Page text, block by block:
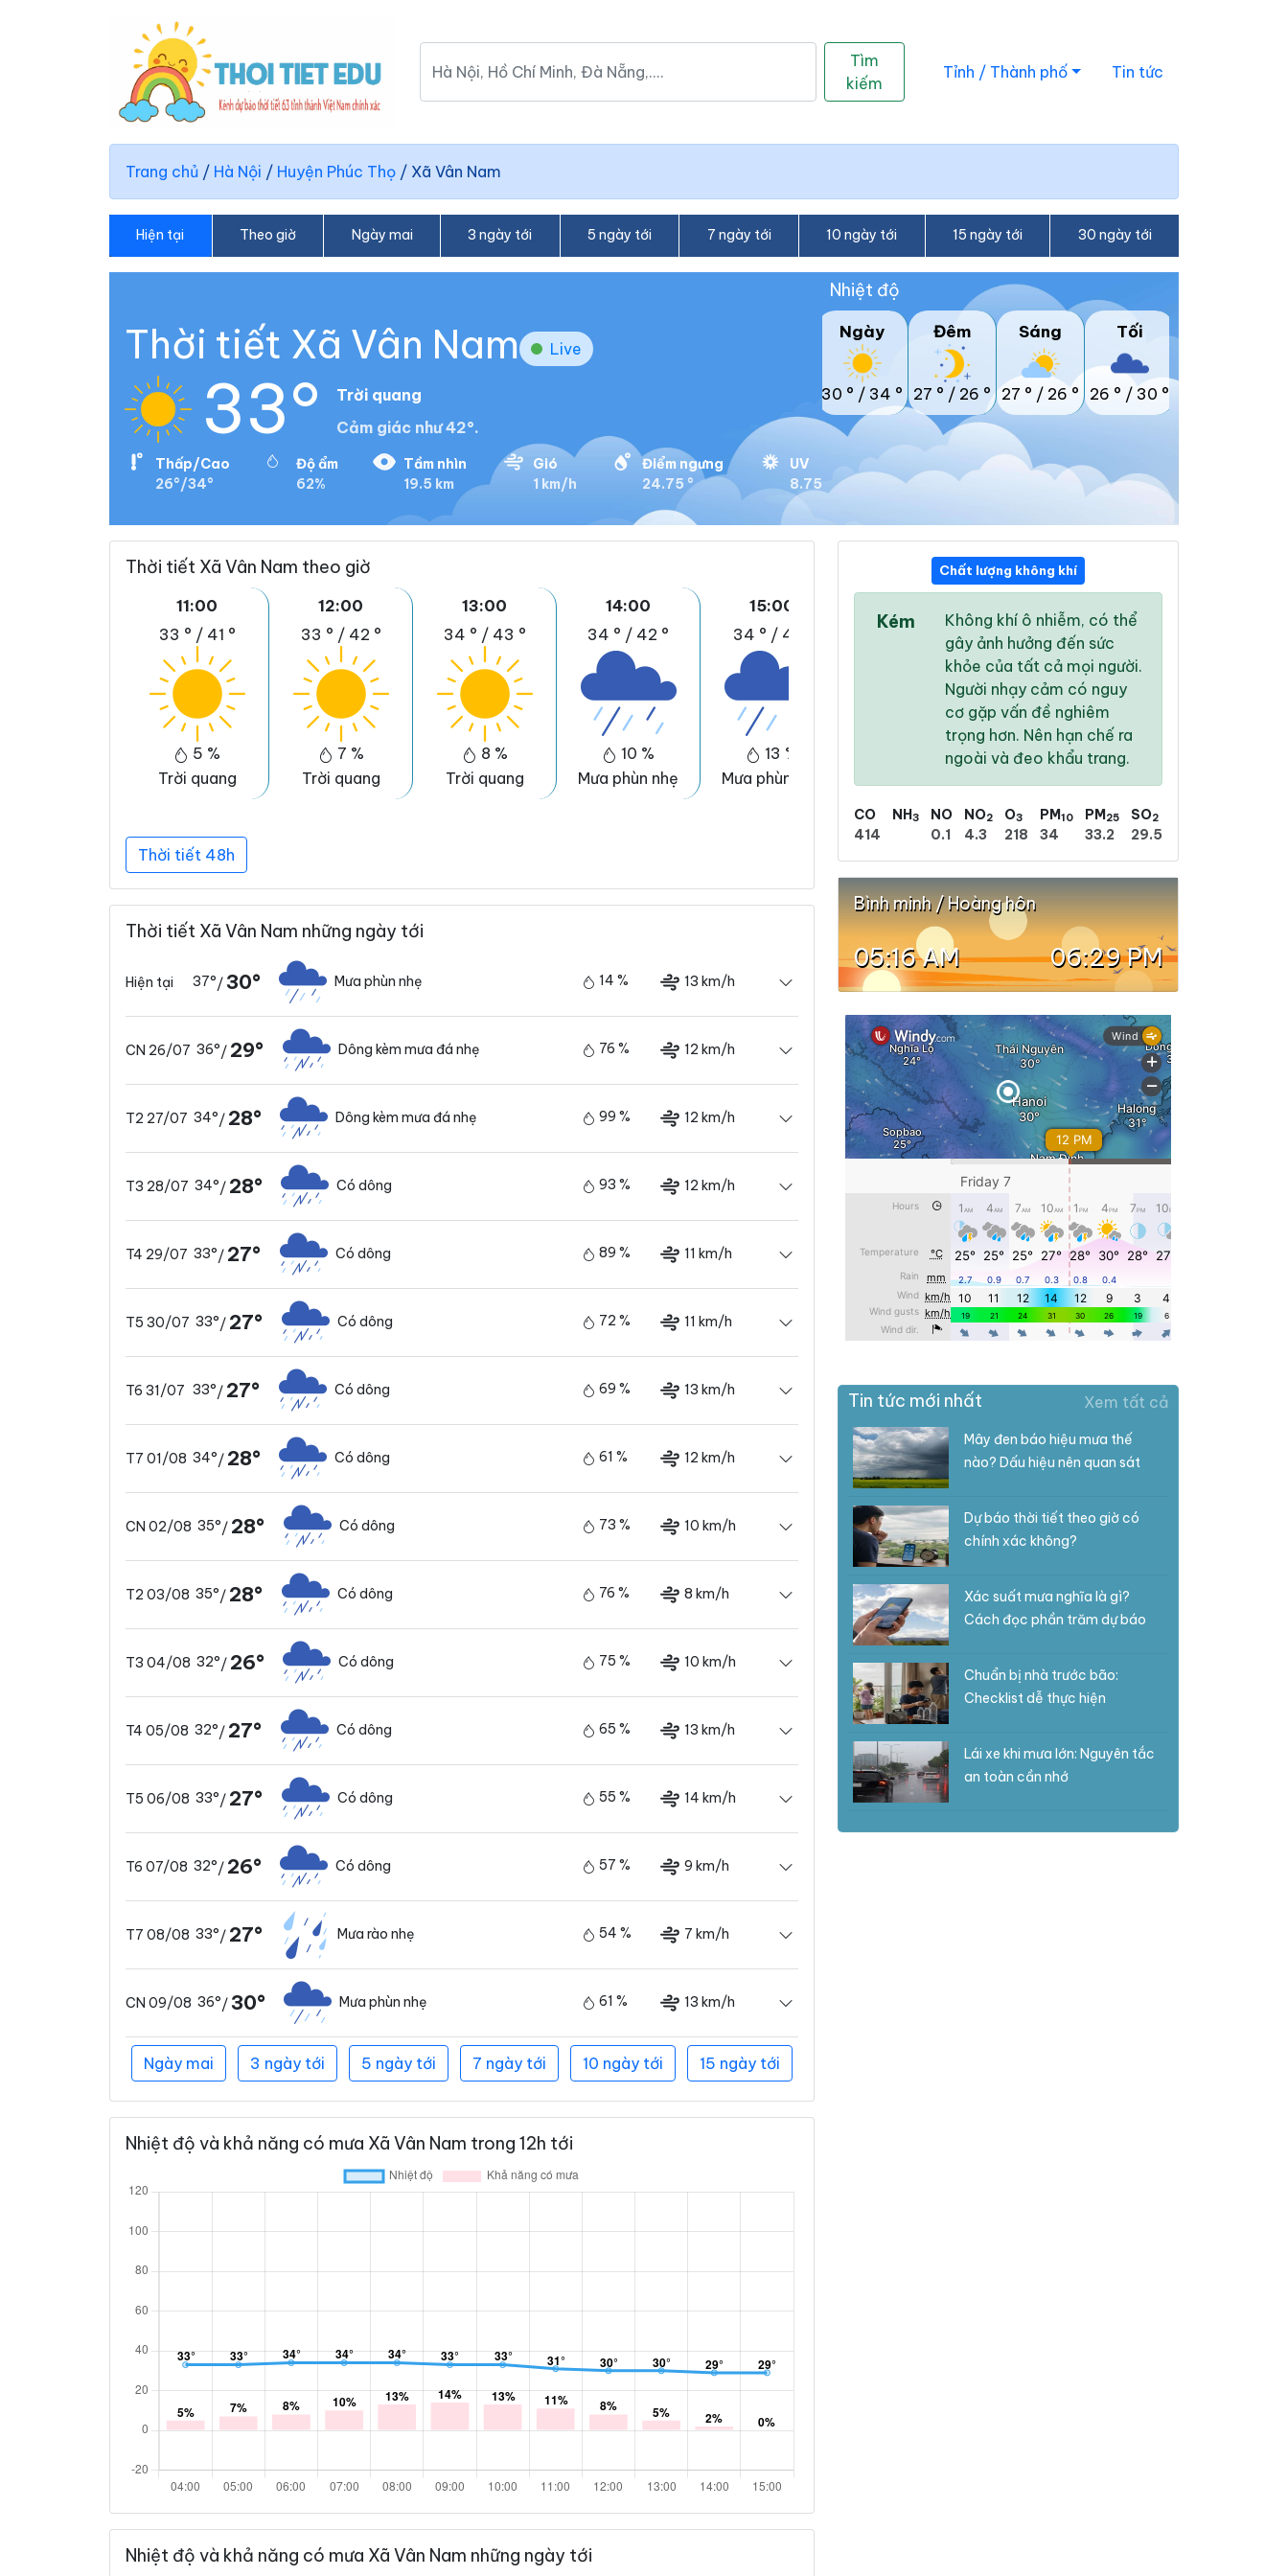
Tìm
kiếm
Tỉnh / Thành phố Tin tức
Trang chủ / Hà Nội / Huyện Phúc Thọ / Xã Vân Nam
Hiện tại Theo giờ Ngày mai 3 ngày tới 5 ngày tới 7 ngày tới 10 ngày tới 15 ngày tới 30 ngày tới
Thời tiết Xã Vân Nam Live
33°
Trời quang
Cảm giác như 42°.
Thấp/Cao
26°/34°
Độ ẩm
62%
Tầm nhìn
19.5 km
Gió
1 km/h
Điểm ngưng
24.75 °
UV
8.75
Nhiệt độ
Ngày
30 ° / 34 °
Đêm
27 ° / 26 °
Sáng
27 ° / 26 °
Tối
26 ° / 30 °
Thời tiết Xã Vân Nam theo giờ
11:00
33 ° / 41 °
5 %
Trời quang
12:00
33 ° / 42 °
7 %
Trời quang
13:00
34 ° / 43 °
8 %
Trời quang
14:00
34 ° / 42 °
10 %
Mưa phùn nhẹ
15:00
34 ° / 41 °
13 %
Mưa phùn nhẹ
33 °/
33 °
/38 °
13 %
Thời tiết 48h
Thời tiết Xã Vân Nam những ngày tới
Hiện tại 37°/30° Mưa phùn nhẹ 14 % 13 km/h
CN 26/07 36°/ 29° Dông kèm mưa đá nhẹ 76 % 12 km/h
T2 27/07 34°/ 28° Dông kèm mưa đá nhẹ 99 % 12 km/h
T3 28/07 34°/ 28° Có dông 93 % 12 km/h
T4 29/07 33°/ 27° Có dông 89 % 11 km/h
T5 30/07 33°/ 27° Có dông 72 % 11 km/h
T6 31/07 33°/ 27° Có dông 69 % 13 km/h
T7 01/08 34°/ 28° Có dông 61 % 12 km/h
CN 02/08 35°/ 28° Có dông 73 % 10 km/h
T2 03/08 35°/ 28° Có dông 76 % 8 km/h
T3 04/08 32°/ 26° Có dông 75 % 10 km/h
T4 05/08 32°/ 27° Có dông 65 % 13 km/h
T5 06/08 33°/ 27° Có dông 55 % 14 km/h
T6 07/08 32°/ 26° Có dông 57 % 9 km/h
T7 08/08 33°/ 27° Mưa rào nhẹ 54 % 7 km/h
CN 09/08 36°/30° Mưa phùn nhẹ 61 % 13 km/h
Ngày mai 3 ngày tới 5 ngày tới 7 ngày tới 10 ngày tới 15 ngày tới
Nhiệt độ và khả năng có mưa Xã Vân Nam trong 12h tới
Nhiệt độ và khả năng có mưa Xã Vân Nam những ngày tới
Chất lượng không khí
Kém
Không khí ô nhiễm, có thể
gây ảnh hưởng đến sức
khỏe của tất cả mọi người.
Người nhạy cảm có nguy
cơ gặp vấn đề nghiêm
trọng hơn. Nên hạn chế ra
ngoài và đeo khẩu trang.
CO
414
NH3
NO
0.1
NO2
4.3
O3
218
PM10
34
PM25
33.2
SO2
29.5
Bình minh / Hoàng hôn
05:16 AM 06:29 PM
Tin tức mới nhất Xem tất cả
Mây đen báo hiệu mưa thế
nào? Dấu hiệu nên quan sát
Dự báo thời tiết theo giờ có
chính xác không?
Xác suất mưa nghĩa là gì?
Cách đọc phần trăm dự báo
Chuẩn bị nhà trước bão:
Checklist dễ thực hiện
Lái xe khi mưa lớn: Nguyên tắc
an toàn cần nhớ